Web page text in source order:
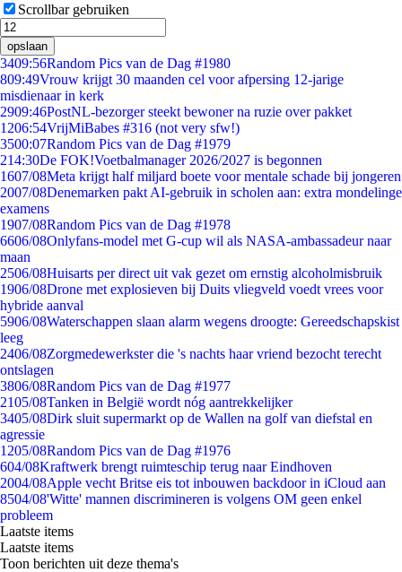
Scrollbar gebruiken
opslaan
3409:56Random Pics van de Dag #1980
809:49Vrouw krijgt 30 maanden cel voor afpersing 12-jarige
misdienaar in kerk
2909:46PostNL-bezorger steekt bewoner na ruzie over pakket
1206:54VrijMiBabes #316 (not very sfw!)
3500:07Random Pics van de Dag #1979
214:30De FOK!Voetbalmanager 2026/2027 is begonnen
1607/08Meta krijgt half miljard boete voor mentale schade bij jongeren
2007/08Denemarken pakt AI-gebruik in scholen aan: extra mondelinge
examens
1907/08Random Pics van de Dag #1978
6606/08Onlyfans-model met G-cup wil als NASA-ambassadeur naar
maan
2506/08Huisarts per direct uit vak gezet om ernstig alcoholmisbruik
1906/08Drone met explosieven bij Duits vliegveld voedt vrees voor
hybride aanval
5906/08Waterschappen slaan alarm wegens droogte: Gereedschapskist
leeg
2406/08Zorgmedewerkster die 's nachts haar vriend bezocht terecht
ontslagen
3806/08Random Pics van de Dag #1977
2105/08Tanken in België wordt nóg aantrekkelijker
3405/08Dirk sluit supermarkt op de Wallen na golf van diefstal en
agressie
1205/08Random Pics van de Dag #1976
604/08Kraftwerk brengt ruimteschip terug naar Eindhoven
2004/08Apple vecht Britse eis tot inbouwen backdoor in iCloud aan
8504/08'Witte' mannen discrimineren is volgens OM geen enkel
probleem
Laatste items
Laatste items
Toon berichten uit deze thema's